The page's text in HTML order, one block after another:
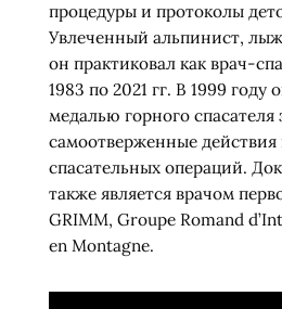
процедуры и протоколы
Увлеченный альпинист,
он практиковал как врач-
1983 по 2021 гг. В 1999 году
медалью горного спасателя
самоотверженные
спасательных операций.
также является врачом
GRIMM, Groupe Romand
en Montagne.